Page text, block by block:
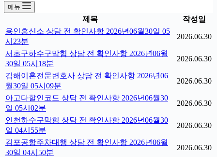
메뉴
제목
작성일
용인흥신소 상담 전 확인사항 2026년06월30일 05
시23분
2026.06.30
서초구하수구막힘 상담 전 확인사항 2026년06월
30일 05시18분
2026.06.30
김해이혼전문변호사 상담 전 확인사항 2026년06
월30일 05시09분
2026.06.30
아고다할인코드 상담 전 확인사항 2026년06월30
일 05시02분
2026.06.30
인천하수구막힘 상담 전 확인사항 2026년06월30
일 04시55분
2026.06.30
김포공항주차대행 상담 전 확인사항 2026년06월
30일 04시50분
2026.06.30